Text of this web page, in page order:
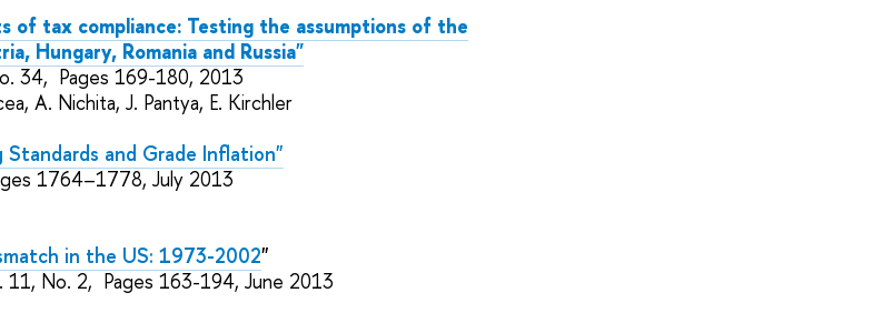
of tax compliance: Testing the assumptions of the
Hungary, Romania and Russia"
34, Pages 169-180, 2013
A. Nichita, J. Pantya, E. Kirchler
and Grade Inflation"
1764–1778, July 2013
in the US: 1973-2002"
11, No. 2, Pages 163-194, June 2013